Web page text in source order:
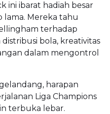
ini ibarat hadiah besar
Mereka tahu
terhadap
bola, kreativitas
dalam mengontrol
harapan
Liga Champions
terbuka lebar.